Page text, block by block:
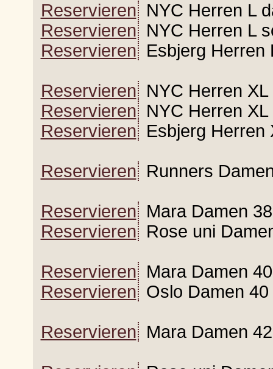
Reservieren NYC Herren L
Reservieren NYC Herren L
Reservieren Esbjerg Herren
Reservieren NYC Herren
Reservieren NYC Herren
Reservieren Esbjerg Herren
Reservieren Runners
Reservieren Mara Damen
Reservieren Rose uni
Reservieren Mara Damen
Reservieren Oslo Damen
Reservieren Mara Damen